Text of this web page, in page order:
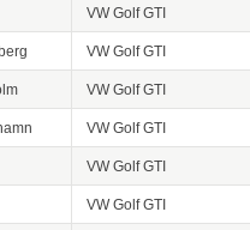
VW Golf GTI
VW Golf GTI
VW Golf GTI
VW Golf GTI
VW Golf GTI
VW Golf GTI